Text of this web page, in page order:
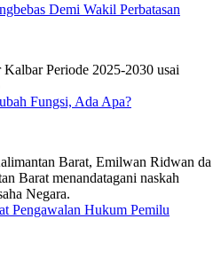
Demi Wakil Perbatasan
Fungsi, Ada Apa?
Pengawalan Hukum Pemilu